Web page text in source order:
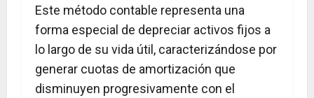
Este método contable representa una
forma especial de depreciar activos fijos a
lo largo de su vida útil, caracterizándose por
generar cuotas de amortización que
disminuyen progresivamente con el